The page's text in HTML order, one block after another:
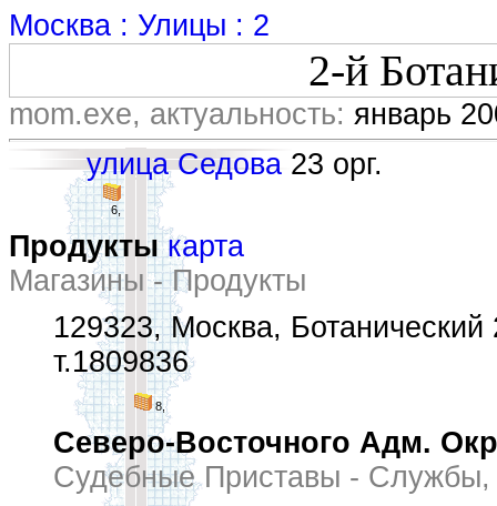
Москва : Улицы : 2
2-й
mom.exe, актуальность: январь
улица Седова 23 орг.
6,
Продукты карта
Магазины - Продукты
129323, Москва, Ботанический
т.1809836
8,
Северо-Восточного Адм.
Судебные Приставы - Службы,